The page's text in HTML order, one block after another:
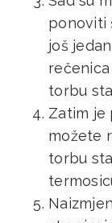
ponoviti
još
rečenica
torbu
Zatim je
možete
torbu